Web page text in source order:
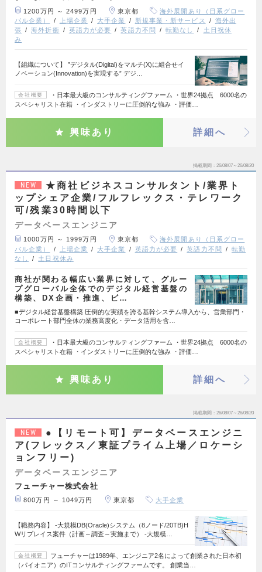
1200万円 ～ 2499万円 東京都
海外展開あり（日系グロー
バル企業）
上場企業 大手企業 新規事業・新サービス
海外出
張
海外折衝 英語力が必要 英語力不問 転勤なし
土日祝休
み
【組織について】 ”デジタル(Digital)をマルチ(X)に組合せイ
ノベーション(Innovation)を実現する” デジ…
会社概要
・日本最大級のコンサルティングファーム ・世界24拠点 6000名の
スペシャリスト在籍 ・インダストリーに圧倒的な強み ・評価…
興味あり 詳細へ
掲載期間 26/08/07～26/08/20
NEW
★商社ビジネスコンサルタント/業界ト
ップシェア企業/フルフレックス・テレワーク
可/残業30時間以下
データベースエンジニア
1000万円 ～ 1999万円 東京都
海外展開あり（日系グロー
バル企業）
上場企業 大手企業 英語力が必要 英語力不問
転勤
なし
土日祝休み
商社が関わる幅広い業界に対して、グルー
プグローバル全体でのデジタル経営基盤の
構築、DX企画・推進、ビ…
■デジタル経営基盤構築 圧倒的な実績を誇る基幹システム導入から、営業部門・
コーポレート部門全体の業務高度化・データ活用を含…
会社概要
・日本最大級のコンサルティングファーム ・世界24拠点 6000名の
スペシャリスト在籍 ・インダストリーに圧倒的な強み ・評価…
興味あり 詳細へ
掲載期間 26/08/07～26/08/20
NEW
●【リモート可】データベースエンジニ
ア(フレックス／東証プライム上場／ロケーシ
ョンフリー)
データベースエンジニア
フューチャー株式会社
800万円 ～ 1049万円 東京都 大手企業
【職務内容】 -大規模DB(Oracle)システム（8ノード/20TB)H
Wリプレイス案件（計画～調査～実施まで） -大規模…
会社概要
フューチャーは1989年、エンジニア2名によって創業された日本初
（パイオニア）のITコンサルティングファームです。 創業当…